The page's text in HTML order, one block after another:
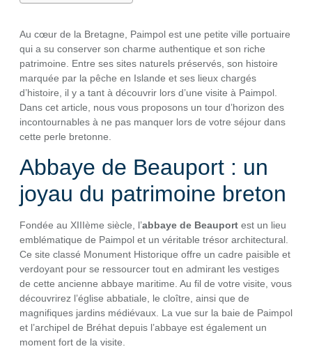
Au cœur de la Bretagne, Paimpol est une petite ville portuaire
qui a su conserver son charme authentique et son riche
patrimoine. Entre ses sites naturels préservés, son histoire
marquée par la pêche en Islande et ses lieux chargés
d’histoire, il y a tant à découvrir lors d’une visite à Paimpol.
Dans cet article, nous vous proposons un tour d’horizon des
incontournables à ne pas manquer lors de votre séjour dans
cette perle bretonne.
Abbaye de Beauport : un
joyau du patrimoine breton
Fondée au XIIIème siècle, l’abbaye de Beauport est un lieu
emblématique de Paimpol et un véritable trésor architectural.
Ce site classé Monument Historique offre un cadre paisible et
verdoyant pour se ressourcer tout en admirant les vestiges
de cette ancienne abbaye maritime. Au fil de votre visite, vous
découvrirez l’église abbatiale, le cloître, ainsi que de
magnifiques jardins médiévaux. La vue sur la baie de Paimpol
et l’archipel de Bréhat depuis l’abbaye est également un
moment fort de la visite.